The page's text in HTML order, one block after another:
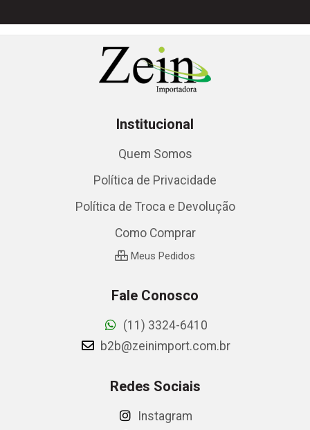
Institucional
Quem Somos
Política de Privacidade
Política de Troca e Devolução
Como Comprar
Meus Pedidos
Fale Conosco
(11) 3324-6410
b2b@zeinimport.com.br
Redes Sociais
Instagram